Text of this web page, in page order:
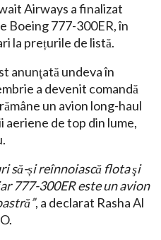
Airways a finalizat
Boeing 777-300ER, în
la prețurile de listă.
anunţată undeva în
a devenit comandă
un avion long-haul
de top din lume,
să-și reînnoiască flota şi
777-300ER este un avion
, a declarat Rasha Al